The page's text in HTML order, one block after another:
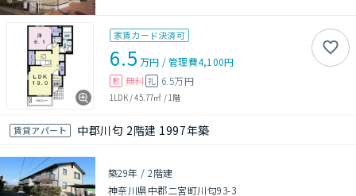
家賃カード決済可
6.5 万円 /管理費4,100円
敷 無料 礼 6.5万円
1LDK/45.77㎡ /1階
賃貸アパート 中郡川匂 2階建 1997年築
築29年 /2階建
神奈川県中郡二宮町川匂93-3